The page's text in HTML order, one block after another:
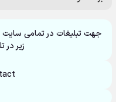
جهت تبلیغات در تمامی
زیر در